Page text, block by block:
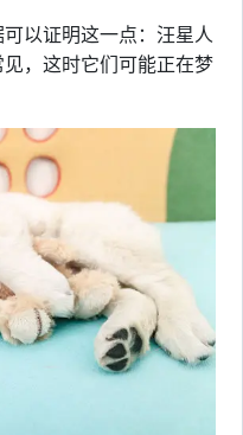
以证明这一点：汪星人
，这时它们可能正在梦